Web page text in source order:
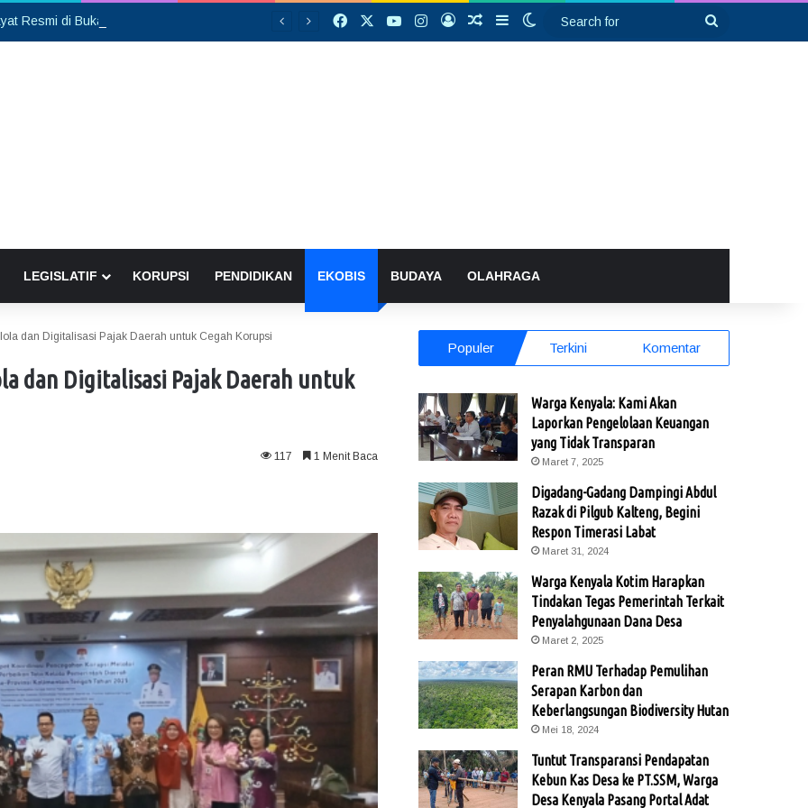
Facebook YouTubeInstagram
Log InRandom Article
SidebarSwitch skin
LEGISLATIF KORUPSI PENDIDIKAN EKOBIS BUDAYA OLAHRAGA
dan Digitalisasi Pajak Daerah untuk Cegah Korupsi
dan Digitalisasi Pajak Daerah untuk
117 1 Menit Baca
Populer Terkini Komentar
Warga Kenyala: Kami Akan
Laporkan Pengelolaan Keuangan
yang Tidak Transparan
Maret 7, 2025
Digadang-Gadang Dampingi Abdul
Razak di Pilgub Kalteng, Begini
Respon Timerasi Labat
Maret 31, 2024
Warga Kenyala Kotim Harapkan
Tindakan Tegas Pemerintah Terkait
Penyalahgunaan Dana Desa
Maret 2, 2025
Peran RMU Terhadap Pemulihan
Serapan Karbon dan
Keberlangsungan Biodiversity Hutan
Mei 18, 2024
Tuntut Transparansi Pendapatan
Kebun Kas Desa ke PT.SSM, Warga
Desa Kenyala Pasang Portal Adat